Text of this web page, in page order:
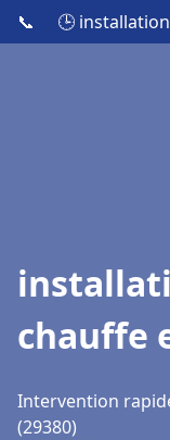
📞 🕒
chauffe
Intervention
(29380)